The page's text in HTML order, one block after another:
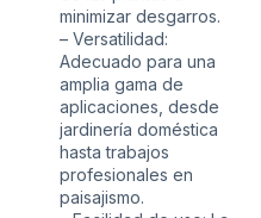
minimizar desgarros.
– Versatilidad:
Adecuado para una
amplia gama de
aplicaciones, desde
jardinería doméstica
hasta trabajos
profesionales en
paisajismo.